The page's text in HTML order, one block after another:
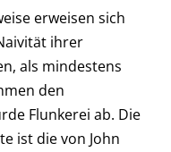
erweisen sich
ihrer
als mindestens
den
Flunkerei ab. Die
ist die von John